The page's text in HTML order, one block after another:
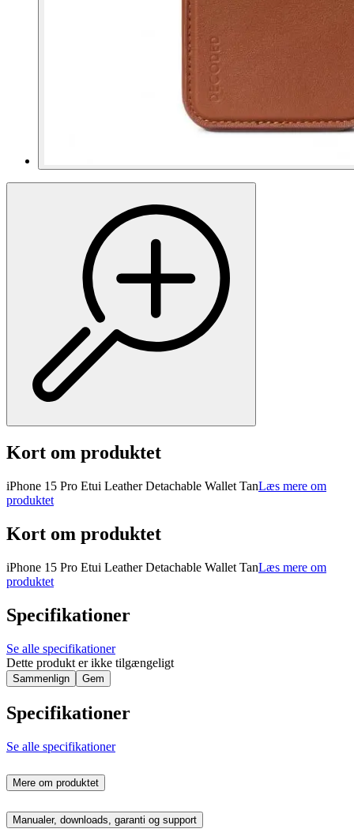
Kort om produktet
iPhone 15 Pro Etui Leather Detachable Wallet TanLæs mere om
produktet
Kort om produktet
iPhone 15 Pro Etui Leather Detachable Wallet TanLæs mere om
produktet
Specifikationer
Se alle specifikationer
Dette produkt er ikke tilgængeligt
Sammenlign Gem
Specifikationer
Se alle specifikationer
Mere om produktet
Manualer, downloads, garanti og support